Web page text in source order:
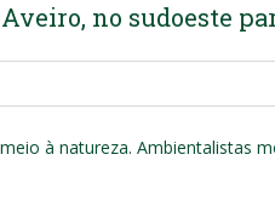
no sudoeste
à natureza. Ambientalistas